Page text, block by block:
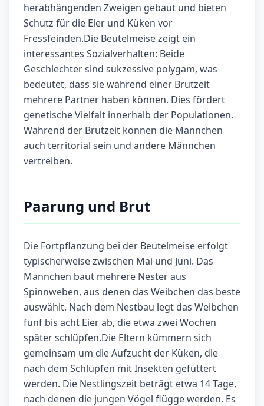
herabhängenden Zweigen gebaut und bieten
Schutz für die Eier und Küken vor
Fressfeinden.Die Beutelmeise zeigt ein
interessantes Sozialverhalten: Beide
Geschlechter sind sukzessive polygam, was
bedeutet, dass sie während einer Brutzeit
mehrere Partner haben können. Dies fördert
genetische Vielfalt innerhalb der Populationen.
Während der Brutzeit können die Männchen
auch territorial sein und andere Männchen
vertreiben.
Paarung und Brut
Die Fortpflanzung bei der Beutelmeise erfolgt
typischerweise zwischen Mai und Juni. Das
Männchen baut mehrere Nester aus
Spinnweben, aus denen das Weibchen das beste
auswählt. Nach dem Nestbau legt das Weibchen
fünf bis acht Eier ab, die etwa zwei Wochen
später schlüpfen.Die Eltern kümmern sich
gemeinsam um die Aufzucht der Küken, die
nach dem Schlüpfen mit Insekten gefüttert
werden. Die Nestlingszeit beträgt etwa 14 Tage,
nach denen die jungen Vögel flügge werden. Es